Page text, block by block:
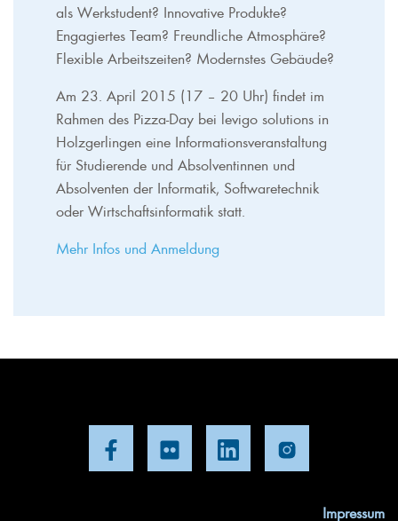
als Werkstudent? Innovative Produkte?
Engagiertes Team? Freundliche Atmosphäre?
Flexible Arbeitszeiten? Modernstes Gebäude?
Am 23. April 2015 (17 – 20 Uhr) findet im
Rahmen des Pizza-Day bei levigo solutions in
Holzgerlingen eine Informationsveranstaltung
für Studierende und Absolventinnen und
Absolventen der Informatik, Softwaretechnik
oder Wirtschaftsinformatik statt.
Mehr Infos und Anmeldung
Impressum